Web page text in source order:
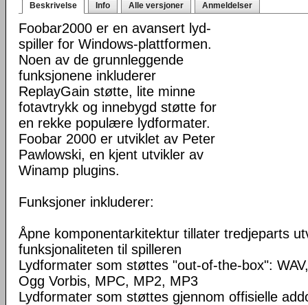
Beskrivelse Info Alle versjoner Anmeldelser
Foobar2000 er en avansert lyd-
spiller for Windows-plattformen.
Noen av de grunnleggende
funksjonene inkluderer
ReplayGain støtte, lite minne
fotavtrykk og innebygd støtte for
en rekke populære lydformater.
Foobar 2000 er utviklet av Peter
Pawlowski, en kjent utvikler av
Winamp plugins.
Funksjoner inkluderer:
Åpne komponentarkitektur tillater tredjeparts
funksjonaliteten til spilleren
Lydformater som støttes "out-of-the-box":
Ogg Vorbis, MPC, MP2, MP3
Lydformater som støttes gjennom offisielle